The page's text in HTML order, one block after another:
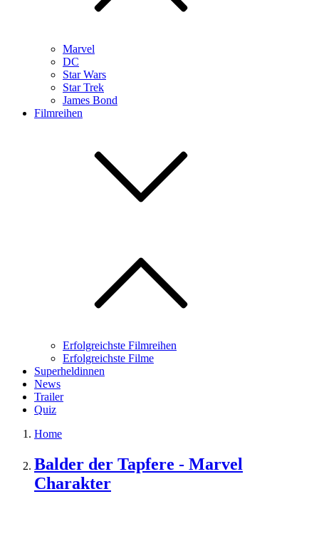
Marvel
DC
Star Wars
Star Trek
James Bond
Filmreihen
Erfolgreichste Filmreihen
Erfolgreichste Filme
Superheldinnen
News
Trailer
Quiz
Home
Balder der Tapfere - Marvel
Charakter